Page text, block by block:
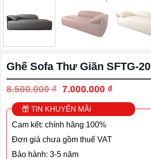
Ghế Sofa Thư Giãn SFTG-20
8.500.000₫ Giá
là:
8.500.000 ₫.
7.000.000 ₫Giá
là:
TIN KHUYẾN MÃI
Cam kết: chính hãng 100%
Đơn giá chưa gồm thuế VAT
Bảo hành: 3-5 năm